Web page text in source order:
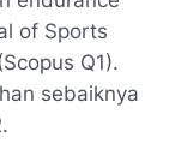
of Sports
Q1).
sebaiknya